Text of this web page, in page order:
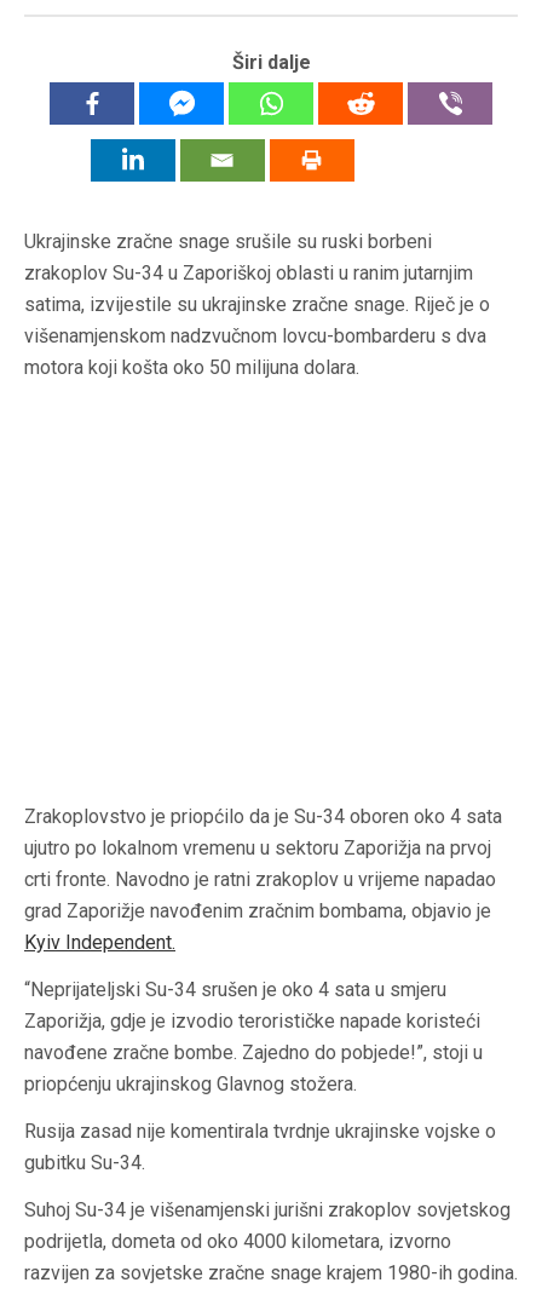
Širi dalje
Ukrajinske zračne snage srušile su ruski borbeni
zrakoplov Su-34 u Zaporiškoj oblasti u ranim jutarnjim
satima, izvijestile su ukrajinske zračne snage. Riječ je o
višenamjenskom nadzvučnom lovcu-bombarderu s dva
motora koji košta oko 50 milijuna dolara.
Zrakoplovstvo je priopćilo da je Su-34 oboren oko 4 sata
ujutro po lokalnom vremenu u sektoru Zaporižja na prvoj
crti fronte. Navodno je ratni zrakoplov u vrijeme napadao
grad Zaporižje navođenim zračnim bombama, objavio je
Kyiv Independent.
“Neprijateljski Su-34 srušen je oko 4 sata u smjeru
Zaporižja, gdje je izvodio terorističke napade koristeći
navođene zračne bombe. Zajedno do pobjede!”, stoji u
priopćenju ukrajinskog Glavnog stožera.
Rusija zasad nije komentirala tvrdnje ukrajinske vojske o
gubitku Su-34.
Suhoj Su-34 je višenamjenski jurišni zrakoplov sovjetskog
podrijetla, dometa od oko 4000 kilometara, izvorno
razvijen za sovjetske zračne snage krajem 1980-ih godina.